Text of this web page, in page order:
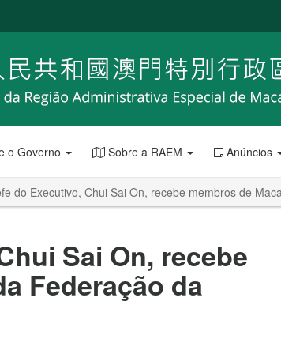
o Governo Sobre a RAEM Anúncios
do Executivo, Chui Sai On, recebe membros de
Sai On, recebe
Federação da